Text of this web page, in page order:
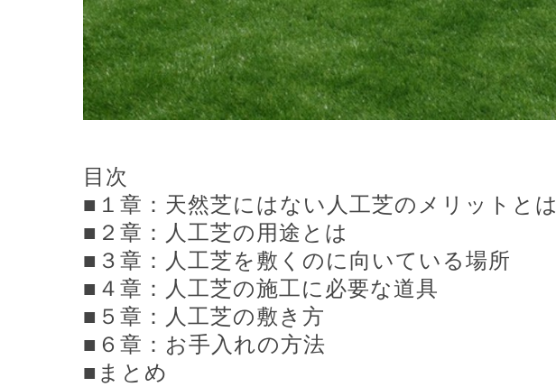
目次
■１章：天然芝にはない人工芝のメリットとは
■２章：人工芝の用途とは
■３章：人工芝を敷くのに向いている場所
■４章：人工芝の施工に必要な道具
■５章：人工芝の敷き方
■６章：お手入れの方法
■まとめ